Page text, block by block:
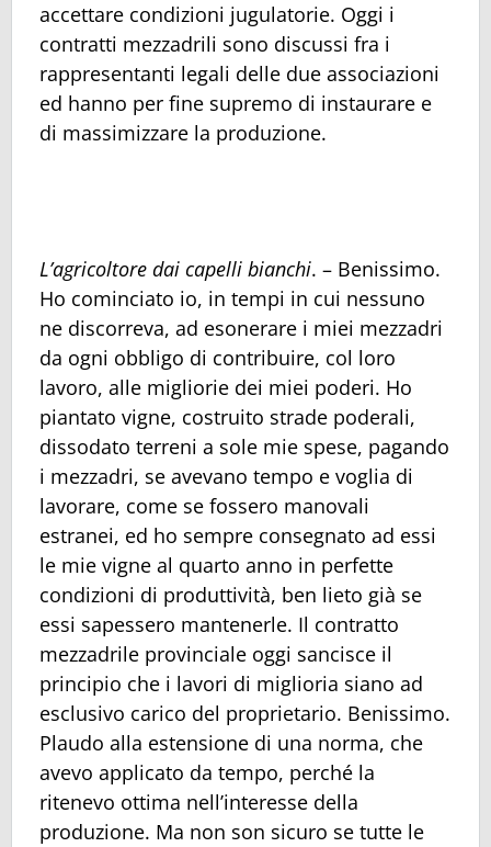
accettare condizioni jugulatorie. Oggi i
contratti mezzadrili sono discussi fra i
rappresentanti legali delle due associazioni
ed hanno per fine supremo di instaurare e
di massimizzare la produzione.
L’agricoltore dai capelli bianchi. – Benissimo.
Ho cominciato io, in tempi in cui nessuno
ne discorreva, ad esonerare i miei mezzadri
da ogni obbligo di contribuire, col loro
lavoro, alle migliorie dei miei poderi. Ho
piantato vigne, costruito strade poderali,
dissodato terreni a sole mie spese, pagando
i mezzadri, se avevano tempo e voglia di
lavorare, come se fossero manovali
estranei, ed ho sempre consegnato ad essi
le mie vigne al quarto anno in perfette
condizioni di produttività, ben lieto già se
essi sapessero mantenerle. Il contratto
mezzadrile provinciale oggi sancisce il
principio che i lavori di miglioria siano ad
esclusivo carico del proprietario. Benissimo.
Plaudo alla estensione di una norma, che
avevo applicato da tempo, perché la
ritenevo ottima nell’interesse della
produzione. Ma non son sicuro se tutte le